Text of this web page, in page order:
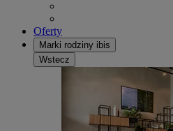
Oferty
Marki rodziny ibis
Wstecz